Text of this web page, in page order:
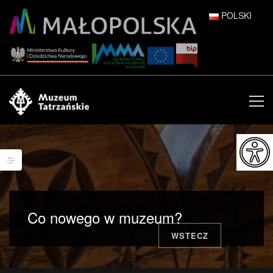
POLSKI
ENGLISH
ESPAÑOL
FRANÇAIS
ITALIANO
日本語
Co nowego w muzeum?
WSTECZ